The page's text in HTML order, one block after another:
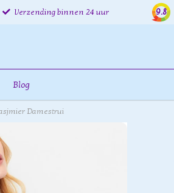
Verzending binnen 24 uur 9.8
Blog
Damestrui